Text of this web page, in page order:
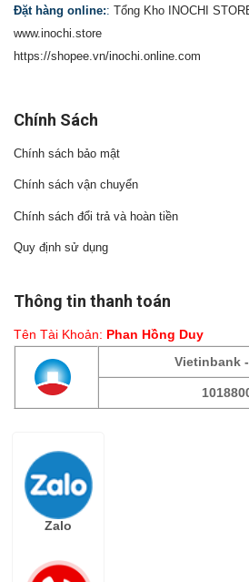
Đặt hàng online:: Tổng Kho INOCHI
www.inochi.store
https://shopee.vn/inochi.online.com
Chính Sách
Chính sách bảo mật
Chính sách vận chuyển
Chính sách đổi trả và hoàn tiền
Quy định sử dụng
Thông tin thanh toán
Tên Tài Khoản: Phan Hồng Duy
Vietinbank
Fanpage
Zalo